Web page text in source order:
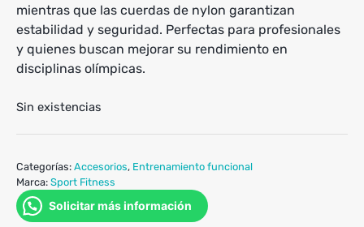
mientras que las cuerdas de nylon garantizan
estabilidad y seguridad. Perfectas para profesionales
y quienes buscan mejorar su rendimiento en
disciplinas olímpicas.
Sin existencias
Categorías: Accesorios, Entrenamiento funcional
Marca: Sport Fitness
Solicitar más información